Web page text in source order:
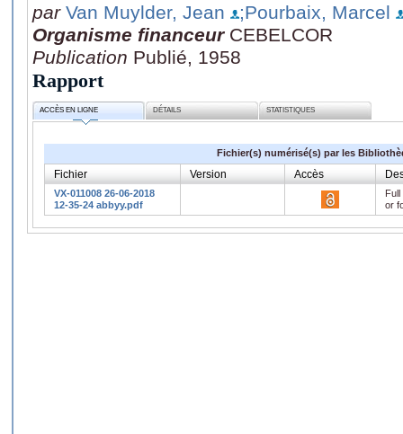
par Van Muylder, Jean
;Pourbaix, Marcel
Organisme financeur CEBELCOR
Publication Publié, 1958
Rapport
ACCÈS EN LIGNE DÉTAILS STATISTIQUES
Fichier(s) numérisé(s) par les
Fichier Version Accès
VX-011008 26-06-2018
12-35-24 abbyy.pdf
or